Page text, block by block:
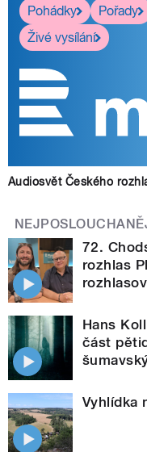
Pohádky
Pořady
Živé vysílání
Audiosvět Českého
72.
rozhlas
Hans
část
Vyhlídka